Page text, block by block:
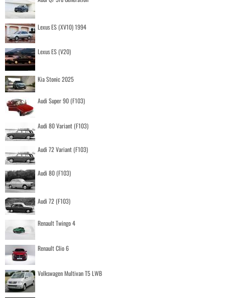
Lexus ES (XV10) 1994
Lexus ES (V20)
Kia Stonic 2025
Audi Super 90 (F103)
Audi 80 Variant (F103)
Audi 72 Variant (F103)
Audi 80 (F103)
Audi 72 (F103)
Renault Twingo 4
Renault Clio 6
Volkswagen Multivan T5 LWB